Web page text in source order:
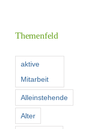
Kontakt
Suche
nach:
Themenfeld
aktive
Mitarbeit
Alleinstehende
Alter